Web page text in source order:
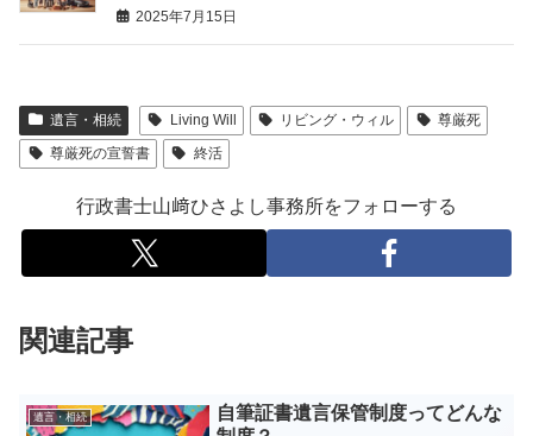
2025年7月15日
遺言・相続 Living Will リビング・ウィル
尊厳死
尊厳死の宣誓書
終活
行政書士山﨑ひさよし事務所をフォローする
関連記事
遺言・相続
自筆証書遺言保管制度ってどんな